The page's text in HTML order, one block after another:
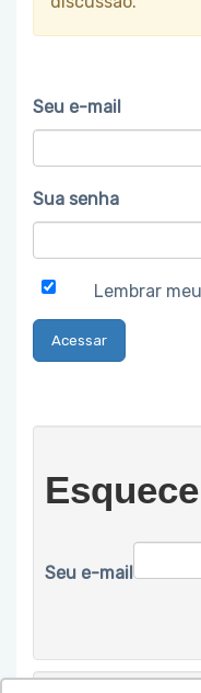
Seu e-mail
Sua senha
Lembrar
Seu e-mail